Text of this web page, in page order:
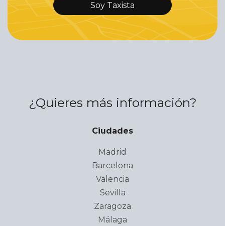
Soy Taxista
¿Quieres más información?
Ciudades
Madrid
Barcelona
Valencia
Sevilla
Zaragoza
Málaga